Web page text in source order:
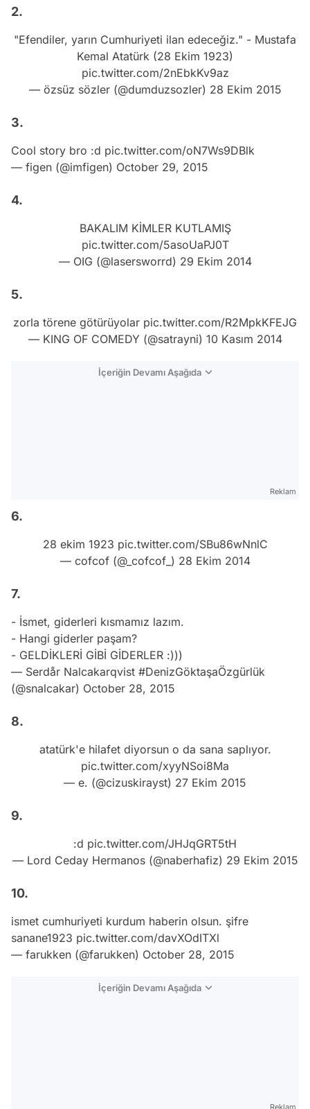
2.
"Efendiler, yarın Cumhuriyeti ilan edeceğiz." - Mustafa
Kemal Atatürk (28 Ekim 1923)
pic.twitter.com/2nEbkKv9az
— özsüz sözler (@dumduzsozler) 28 Ekim 2015
3.
Cool story bro :d pic.twitter.com/oN7Ws9DBlk
— figen (@imfigen) October 29, 2015
4.
BAKALIM KİMLER KUTLAMIŞ
pic.twitter.com/5asoUaPJ0T
— OIG (@lasersworrd) 29 Ekim 2014
5.
zorla törene götürüyolar pic.twitter.com/R2MpkKFEJG
— KING OF COMEDY (@satrayni) 10 Kasım 2014
İçeriğin Devamı Aşağıda
Reklam
6.
28 ekim 1923 pic.twitter.com/SBu86wNnlC
— cofcof (@_cofcof_) 28 Ekim 2014
7.
- İsmet, giderleri kısmamız lazım.
- Hangi giderler paşam?
- GELDİKLERİ GİBİ GİDERLER :)))
— Serdår Nalcakarqvist #DenizGöktaşaÖzgürlük
(@snalcakar) October 28, 2015
8.
atatürk'e hilafet diyorsun o da sana saplıyor.
pic.twitter.com/xyyNSoi8Ma
— e. (@cizuskirayst) 27 Ekim 2015
9.
:d pic.twitter.com/JHJqGRT5tH
— Lord Ceday Hermanos (@naberhafiz) 29 Ekim 2015
10.
ismet cumhuriyeti kurdum haberin olsun. şifre
sanane1923 pic.twitter.com/davXOdITXl
— farukken (@farukken) October 28, 2015
İçeriğin Devamı Aşağıda
Reklam